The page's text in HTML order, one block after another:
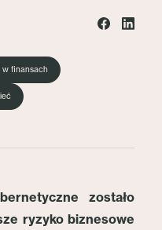
w finansach
zostało
ryzyko biznesowe